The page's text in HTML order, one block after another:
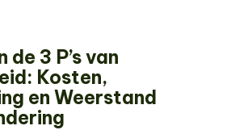
de 3 P’s van
Kosten,
en Weerstand